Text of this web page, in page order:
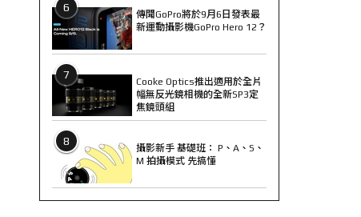
6
傳聞GoPro將於9月6日發表最
新運動攝影機GoPro Hero 12？
7
Cooke Optics推出適用於全片
幅無反光鏡相機的全新SP3定
焦鏡頭組
8
攝影新手 基礎班： P、A、S、
M 拍攝模式 先搞懂